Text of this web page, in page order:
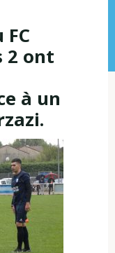
2 ont
à un